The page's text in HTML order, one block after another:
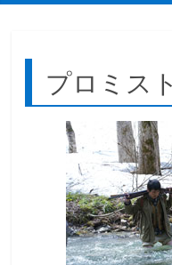
ネ
マ
プロミス